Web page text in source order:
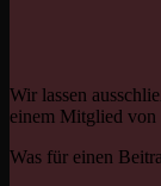
Wir lassen
einem Mitglied von
Was für einen